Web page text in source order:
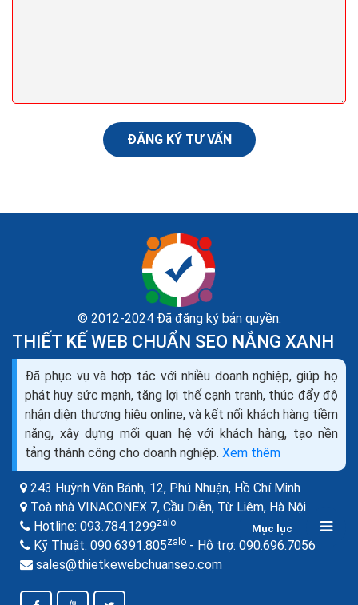
Mục lục
mại...
Danh sách phần mềm quản lý cửa hàng tiện lợi miễn
phí Offline Online
Phần mềm quản lý cửa hàng tiện lợi là một công cụ hữu
ích giúp cho các doanh nghiệp quản lý và kiểm soát
hoạt động kinh doanh một cách hiệu quả và...
ĐĂNG KÝ TƯ VẤN
© 2012-2024 Đã đăng ký bản quyền.
THIẾT KẾ WEB CHUẨN SEO NẮNG XANH
Đã phục vụ và hợp tác với nhiều doanh nghiệp, giúp họ
phát huy sức mạnh, tăng lợi thế cạnh tranh, thúc đẩy độ
nhận diện thương hiệu online, và kết nối khách hàng tiềm
năng, xây dựng mối quan hệ với khách hàng, tạo nền
tảng thành công cho doanh nghiệp. Xem thêm
243 Huỳnh Văn Bánh, 12, Phú Nhuận, Hồ Chí Minh
Toà nhà VINACONEX 7, Cầu Diễn, Từ Liêm, Hà Nội
Hotline: 093.784.1299zalo
Kỹ Thuật: 090.6391.805zalo - Hỗ trợ: 090.696.7056
sales@thietkewebchuanseo.com